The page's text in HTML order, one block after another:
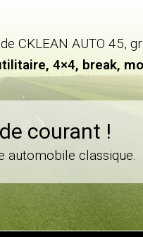
CKLEAN AUTO 45,
4×4, break,
courant !
automobile classique.